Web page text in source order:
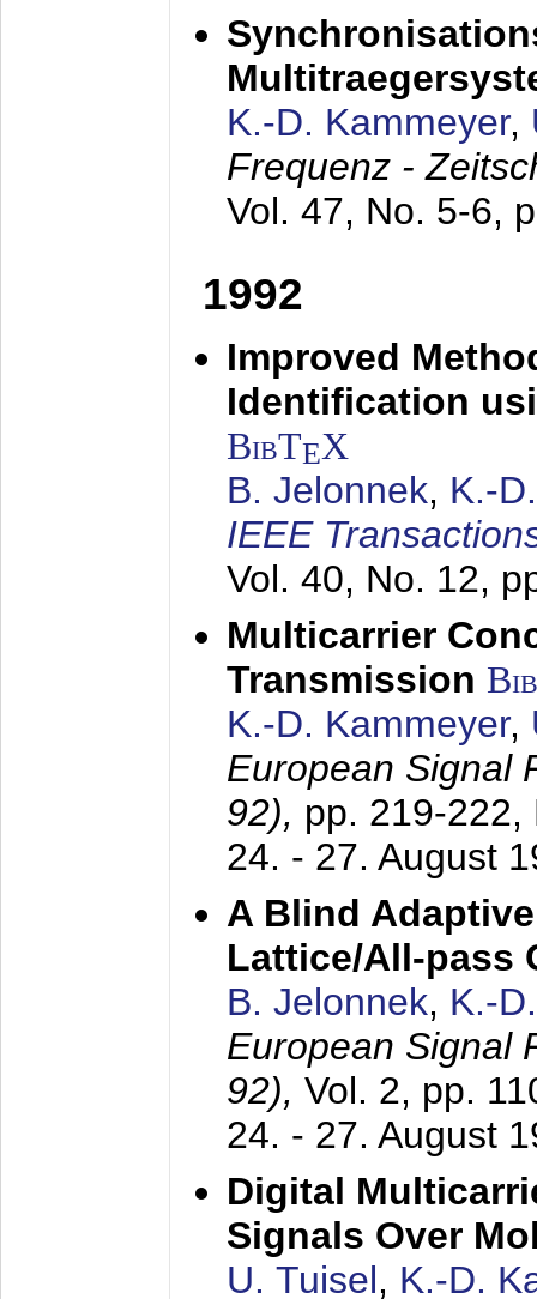
K.-D. Kammeyer,
Frequenz -
Vol. 47, No. 5-6,
1992
Improved
Identification
BibTEX
B. Jelonnek, K.-
IEEE
Vol. 40, No. 12,
Multicarrier
Transmission
K.-D. Kammeyer,
European Signal
92), pp. 219-222,
24. - 27. August
A Blind
Lattice/All-pass
B. Jelonnek, K.-
European Signal
92), Vol. 2, pp.
24. - 27. August
Digital
Signals Over
U. Tuisel, K.-D.